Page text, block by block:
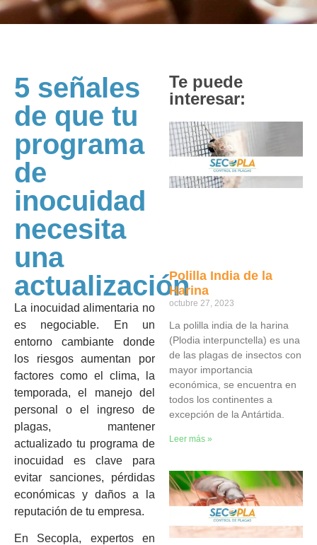
5 señales
de que tu
programa
de
inocuidad
necesita
una
actualización
La inocuidad alimentaria no
es negociable. En un
entorno cambiante donde
los riesgos aumentan por
factores como el clima, la
temporada, el manejo del
personal o el ingreso de
plagas, mantener
actualizado tu programa de
inocuidad es clave para
evitar sanciones, pérdidas
económicas y daños a la
reputación de tu empresa.
En Secopla, expertos en
Te puede
interesar:
Polilla India de la
Harina
octubre 27, 2023
La polilla india de la harina
(Plodia interpunctella) es una
de las plagas de insectos con
mayor importancia
económica, se encuentra en
todos los continentes a
excepción de la Antártida.
Leer más »